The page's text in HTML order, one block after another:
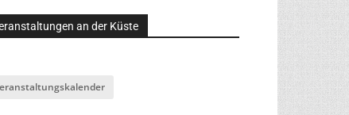
an der Küste